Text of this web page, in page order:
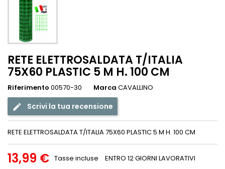
RETE ELETTROSALDATA T/ITALIA
75X60 PLASTIC 5 M H. 100 CM
Riferimento 00570-30 Marca CAVALLINO
Scrivi la tua recensione
RETE ELETTROSALDATA T/ITALIA 75X60 PLASTIC 5 M H. 100 CM
13,99 € Tasse incluse ENTRO 12 GIORNI LAVORATIVI